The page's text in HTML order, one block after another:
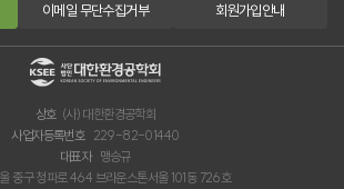
이메일 무단수집거부 회원가입안내
상호 (사) 대한환경공학회
사업자등록번호 229-82-01440
대표자 맹승규
중구 청파로 464 브라운스톤서울 101동 726호